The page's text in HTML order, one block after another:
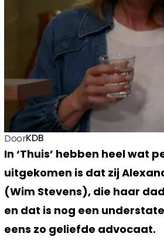
DoorKDB
In ‘Thuis’ hebben heel wat
uitgekomen is dat zij
(Wim Stevens), die haar
en dat is nog een
eens zo geliefde advocaat.